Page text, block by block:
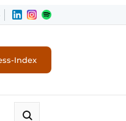
Index